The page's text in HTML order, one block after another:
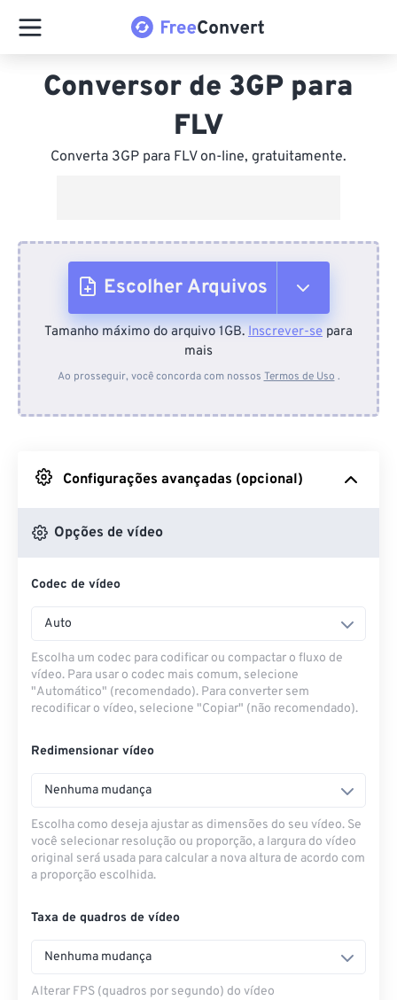
Conversor de 3GP para
FLV
Converta 3GP para FLV on-line, gratuitamente.
Escolher Arquivos
Do dispositivo
Do Google Drive
Do OneDrive
Tamanho máximo do arquivo 1GB. Inscrever-se para
mais
Ao prosseguir, você concorda com nossos Termos de Uso .
Configurações avançadas (opcional)
Opções de vídeo
Codec de vídeo
Auto
Escolha um codec para codificar ou compactar o fluxo de
vídeo. Para usar o codec mais comum, selecione
"Automático" (recomendado). Para converter sem
recodificar o vídeo, selecione "Copiar" (não recomendado).
Redimensionar vídeo
Nenhuma mudança
Escolha como deseja ajustar as dimensões do seu vídeo. Se
você selecionar resolução ou proporção, a largura do vídeo
original será usada para calcular a nova altura de acordo com
a proporção escolhida.
Taxa de quadros de vídeo
Nenhuma mudança
Alterar FPS (quadros por segundo) do vídeo